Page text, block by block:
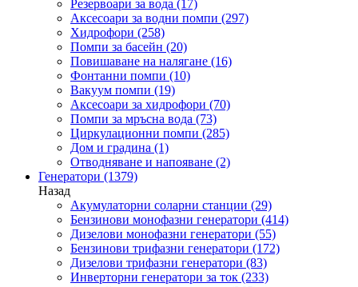
Резервоари за вода (17)
Аксесоари за водни помпи (297)
Хидрофори (258)
Помпи за басейн (20)
Повишаване на налягане (16)
Фонтанни помпи (10)
Вакуум помпи (19)
Аксесоари за хидрофори (70)
Помпи за мръсна вода (73)
Циркулационни помпи (285)
Дом и градина (1)
Отводняване и напояване (2)
Генератори (1379)
Назад
Акумулаторни соларни станции (29)
Бензинови монофазни генератори (414)
Дизелови монофазни генератори (55)
Бензинови трифазни генератори (172)
Дизелови трифазни генератори (83)
Инверторни генератори за ток (233)